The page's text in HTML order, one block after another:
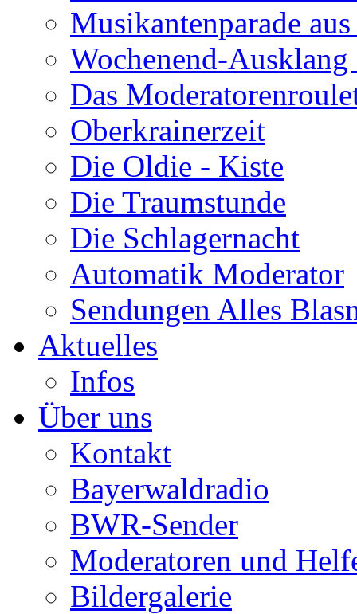
Musikantenparade
Wochenend-
Das
Oberkrainerzeit
Die Oldie - Kiste
Die Traumstunde
Die Schlagernacht
Automatik Moderator
Sendungen Alles
Aktuelles
Infos
Über uns
Kontakt
Bayerwaldradio
BWR-Sender
Moderatoren und
Bildergalerie